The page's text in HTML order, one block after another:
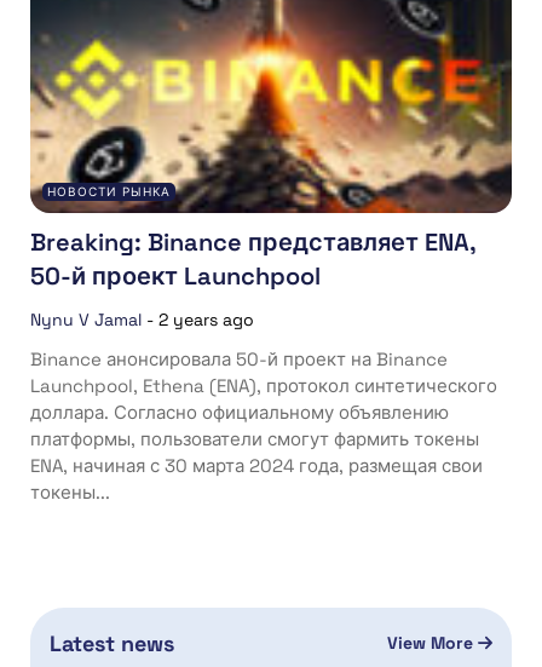
НОВОСТИ РЫНКА
Breaking: Binance представляет ENA,
50-й проект Launchpool
Nynu V Jamal - 2 years ago
Binance анонсировала 50-й проект на Binance
Launchpool, Ethena (ENA), протокол синтетического
доллара. Согласно официальному объявлению
платформы, пользователи смогут фармить токены
ENA, начиная с 30 марта 2024 года, размещая свои
токены...
Latest news View More